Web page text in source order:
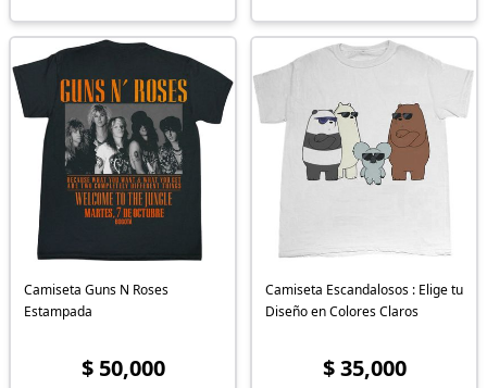
Camiseta Guns N Roses
Estampada
$ 50,000
Camiseta Escandalosos : Elige tu
Diseño en Colores Claros
$ 35,000